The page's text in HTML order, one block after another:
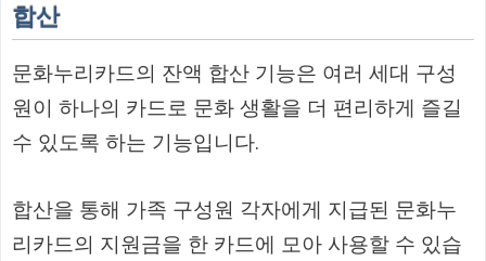
합산
문화누리카드의 잔액 합산 기능은 여러 세대 구성
원이 하나의 카드로 문화 생활을 더 편리하게 즐길
수 있도록 하는 기능입니다.
합산을 통해 가족 구성원 각자에게 지급된 문화누
리카드의 지원금을 한 카드에 모아 사용할 수 있습